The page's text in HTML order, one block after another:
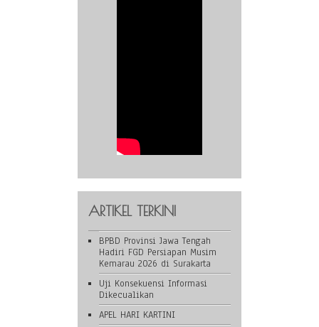
ARTIKEL TERKINI
BPBD Provinsi Jawa Tengah
Hadiri FGD Persiapan Musim
Kemarau 2026 di Surakarta
Uji Konsekuensi Informasi
Dikecualikan
APEL HARI KARTINI